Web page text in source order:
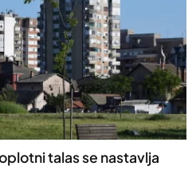
talas se nastavlja